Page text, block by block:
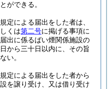
ができる。
定による届出をした者は、
くは第二号に掲げる事項に
出に係るばい煙関係施設の
から三十日以内に、その旨
い。
定による届出をした者から
を譲り受け、又は借り受け